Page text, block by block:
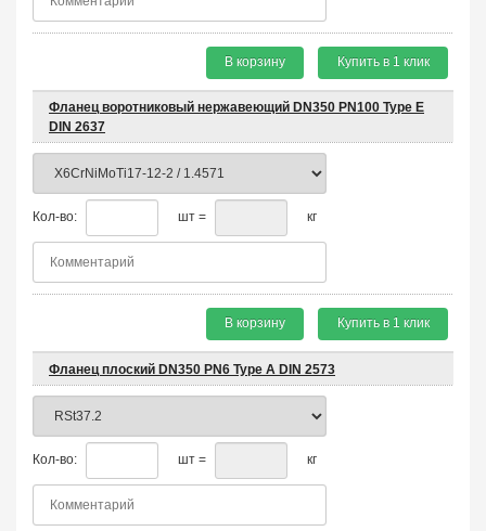
В корзину Купить в 1 клик
Фланец воротниковый нержавеющий DN350 PN100 Type E
DIN 2637
Кол-во: шт = кг
В корзину Купить в 1 клик
Фланец плоский DN350 PN6 Type A DIN 2573
Кол-во: шт = кг